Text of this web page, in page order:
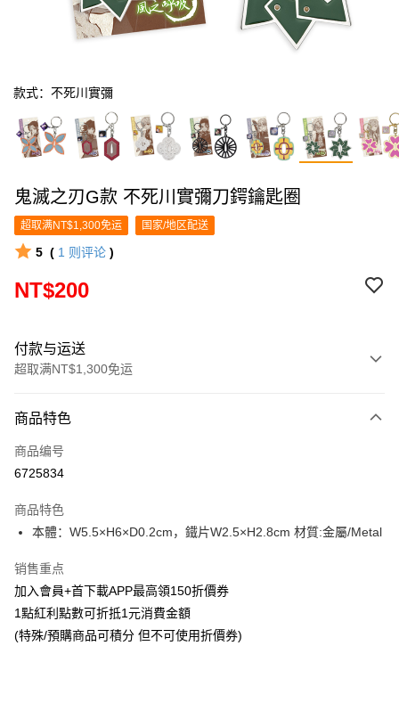
款式：不死川實彌
鬼滅之刃G款 不死川實彌刀鍔鑰匙圈
超取满NT$1,300免运 国家/地区配送
5 ( 1 则评论 )
NT$200
付款与运送
超取满NT$1,300免运
信用卡一次付款
超商取货付款
Apple Pay
悠遊付
Google Pay
ATM付款
商品特色
商品编号
6725834
商品特色
本體：W5.5×H6×D0.2cm，鐵片W2.5×H2.8cm 材質:金屬/Metal
销售重点
加入會員+首下載APP最高領150折價券
1點紅利點數可折抵1元消費金額
(特殊/預購商品可積分 但不可使用折價券)